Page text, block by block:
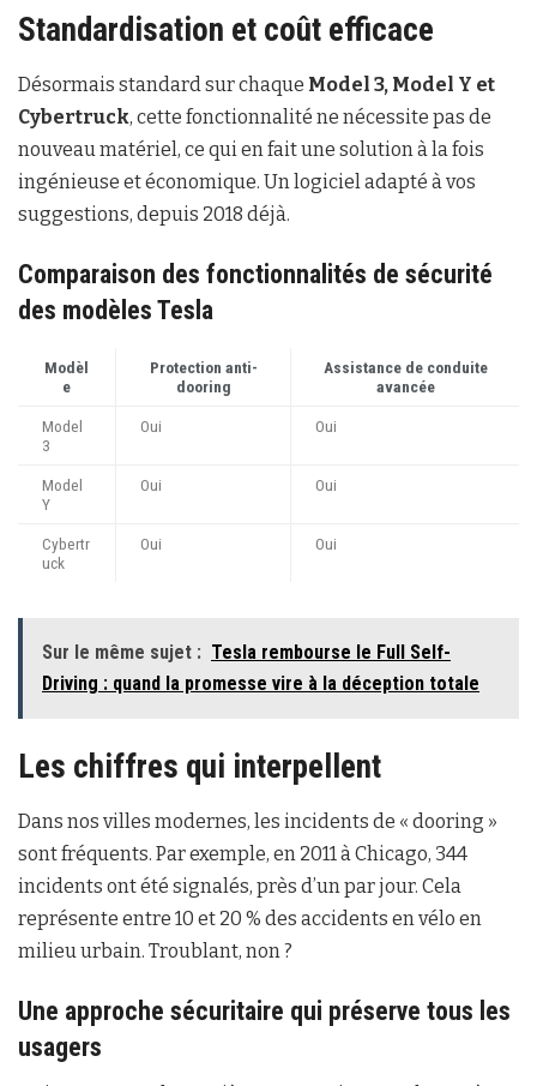
Standardisation et coût efficace
Désormais standard sur chaque Model 3, Model Y et
Cybertruck, cette fonctionnalité ne nécessite pas de
nouveau matériel, ce qui en fait une solution à la fois
ingénieuse et économique. Un logiciel adapté à vos
suggestions, depuis 2018 déjà.
Comparaison des fonctionnalités de sécurité
des modèles Tesla
Modèl
e
Protection anti-
dooring
Assistance de conduite
avancée
Model
3
Oui Oui
Model
Y
Oui Oui
Cybertr
uck
Oui Oui
Sur le même sujet : Tesla rembourse le Full Self-
Driving : quand la promesse vire à la déception totale
Les chiffres qui interpellent
Dans nos villes modernes, les incidents de « dooring »
sont fréquents. Par exemple, en 2011 à Chicago, 344
incidents ont été signalés, près d’un par jour. Cela
représente entre 10 et 20 % des accidents en vélo en
milieu urbain. Troublant, non ?
Une approche sécuritaire qui préserve tous les
usagers